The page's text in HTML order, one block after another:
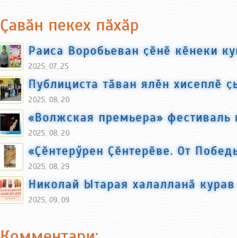
Ҫавӑн пекех пӑхӑр
Раиса Воробьеван ҫӗнӗ кӗнеки
2025, 07, 25
Публициста тӑван ялӗн хисеплӗ
2025, 08, 20
«Волжская премьера» фестиваль
2025, 08, 20
«Ҫӗнтерӳрен Ҫӗнтерӗве. От
2025, 08, 29
Николай Ытарая халалланӑ курав
2025, 09, 09